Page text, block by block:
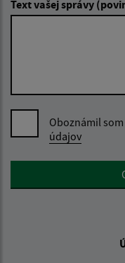
Text vašej správy
Oboznámil som
údajov
Google reCaptcha